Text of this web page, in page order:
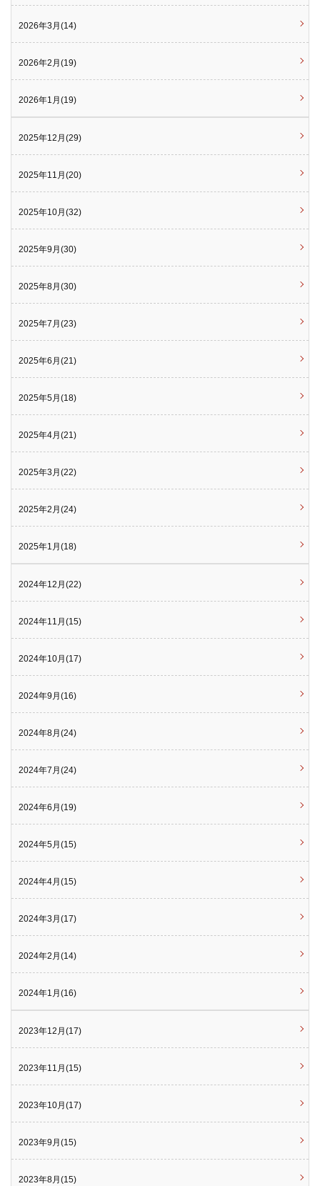
2026年3月(14)
2026年2月(19)
2026年1月(19)
2025年12月(29)
2025年11月(20)
2025年10月(32)
2025年9月(30)
2025年8月(30)
2025年7月(23)
2025年6月(21)
2025年5月(18)
2025年4月(21)
2025年3月(22)
2025年2月(24)
2025年1月(18)
2024年12月(22)
2024年11月(15)
2024年10月(17)
2024年9月(16)
2024年8月(24)
2024年7月(24)
2024年6月(19)
2024年5月(15)
2024年4月(15)
2024年3月(17)
2024年2月(14)
2024年1月(16)
2023年12月(17)
2023年11月(15)
2023年10月(17)
2023年9月(15)
2023年8月(15)